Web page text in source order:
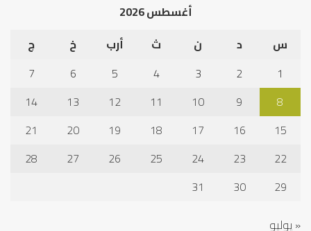
أغسطس 2026
س
د ن ث أرب خ
ج
1
2
3
4
5
6
7
8
9
10
11
12
13
14
15
16
17
18
19
20
21
22
23
24
25
26
27
28
29
30
31
« يوليو